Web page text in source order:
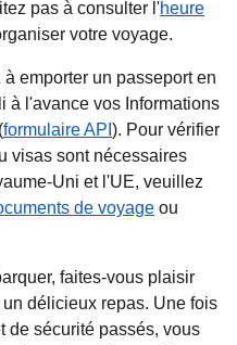
pas à consulter l'heure
votre voyage.
à emporter un passeport en
à l'avance vos Informations
formulaire API ). Pour vérifier
visas sont nécessaires
Uni et l'UE, veuillez
de voyage ou
faites-vous plaisir
délicieux repas. Une fois
de sécurité passés, vous